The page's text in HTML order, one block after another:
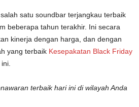
satu soundbar terjangkau terbaik
beberapa tahun terakhir. Ini secara
kinerja dengan harga, dan dengan
yang terbaik Kesepakatan Black Friday
terbaik hari ini di wilayah Anda